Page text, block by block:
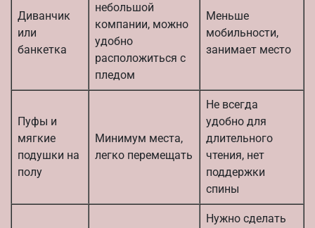
Диванчик
или
банкетка
небольшой
компании, можно
удобно
расположиться с
пледом
Меньше
мобильности,
занимает место
Пуфы и
мягкие
подушки на
полу
Минимум места,
легко перемещать
Не всегда
удобно для
длительного
чтения, нет
поддержки
спины
Нужно сделать